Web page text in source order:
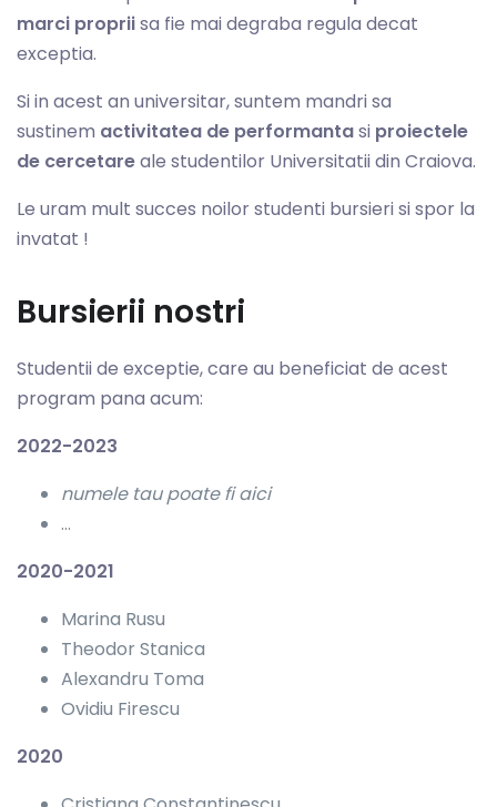
marci propriisa fie mai degraba regula decat
exceptia.
Si in acest an universitar, suntem mandri sa
sustinem activitatea de performantasi proiectele
de cercetareale studentilor Universitatii din Craiova.
Le uram mult succes noilor studenti bursieri si spor la
invatat !
Bursierii nostri
Studentii de exceptie, care au beneficiat de acest
program pana acum:
2022-2023
numele tau poate fi aici
…
2020-2021
Marina Rusu
Theodor Stanica
Alexandru Toma
Ovidiu Firescu
2020